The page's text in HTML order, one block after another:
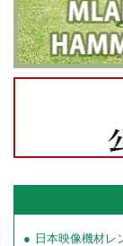
日本映像機材レ